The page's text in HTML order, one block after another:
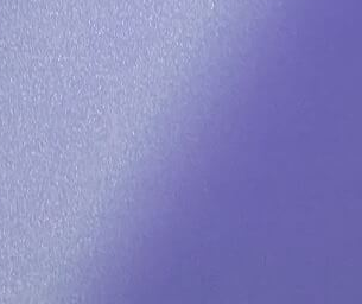
Представила Mate X5 – Гибкий
С Чипом Kirin
Достоинства Монтажного